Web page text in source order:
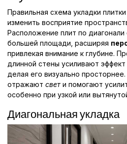
Правильная схема укладки
изменить восприятие
Расположение плит по
большей площади, расширяя
привлекая внимание к глубине.
длинной стены усиливают
делая его визуально
отражают свет и помогают
особенно при узкой или
Диагональная укладка